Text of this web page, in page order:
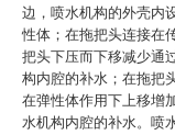
边，喷水机构的外壳内
性体；在拖把头连接在
把头下压而下移减少通
构内腔的补水；在拖把
在弹性体作用下上移增
水机构内腔的补水。喷